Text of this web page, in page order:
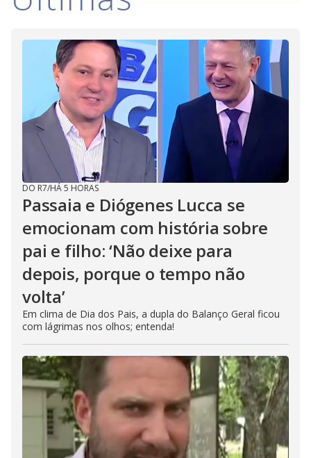
o
DO R7/HÁ 5 HORAS
Passaia e Diógenes Lucca se
emocionam com história sobre
pai e filho: ‘Não deixe para
depois, porque o tempo não
volta’
Em clima de Dia dos Pais, a dupla do Balanço Geral ficou
com lágrimas nos olhos; entenda!